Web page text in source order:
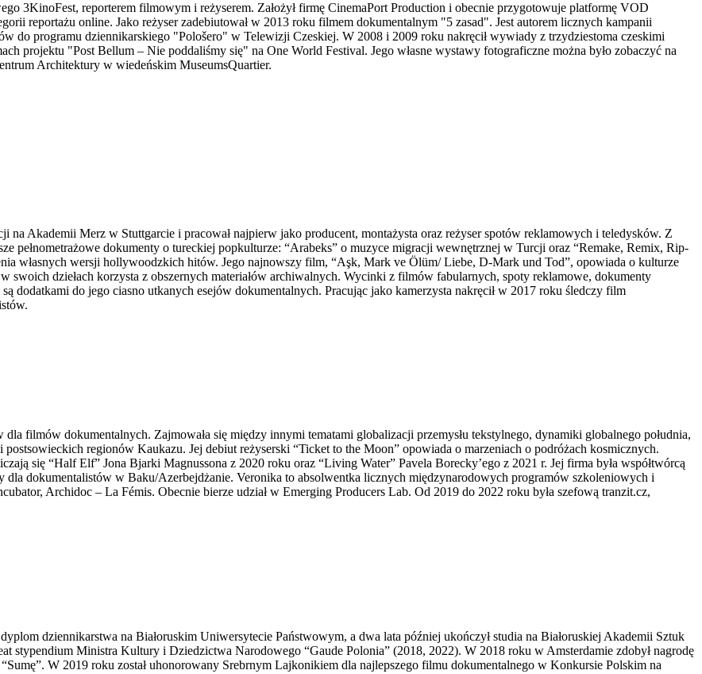
3KinoFest, reporterem filmowym i reżyserem. Założył firmę CinemaPort Production i obecnie przygotowuje platformę VOD
reportażu online. Jako reżyser zadebiutował w 2013 roku filmem dokumentalnym "5 zasad". Jest autorem licznych kampanii
do programu dziennikarskiego "Pološero" w Telewizji Czeskiej. W 2008 i 2009 roku nakręcił wywiady z trzydziestoma czeskimi
projektu "Post Bellum – Nie poddaliśmy się" na One World Festival. Jego własne wystawy fotograficzne można było zobaczyć na
Architektury w wiedeńskim MuseumsQuartier.
Akademii Merz w Stuttgarcie i pracował najpierw jako producent, montażysta oraz reżyser spotów reklamowych i teledysków. Z
pełnometrażowe dokumenty o tureckiej popkulturze: “Arabeks” o muzyce migracji wewnętrznej w Turcji oraz “Remake, Remix, Rip-
własnych wersji hollywoodzkich hitów. Jego najnowszy film, “Aşk, Mark ve Ölüm/ Liebe, D-Mark und Tod”, opowiada o kulturze
dziełach korzysta z obszernych materiałów archiwalnych. Wycinki z filmów fabularnych, spoty reklamowe, dokumenty
dodatkami do jego ciasno utkanych esejów dokumentalnych. Pracując jako kamerzysta nakręcił w 2017 roku śledczy film
filmów dokumentalnych. Zajmowała się między innymi tematami globalizacji przemysłu tekstylnego, dynamiki globalnego południa,
regionów Kaukazu. Jej debiut reżyserski “Ticket to the Moon” opowiada o marzeniach o podróżach kosmicznych.
się “Half Elf” Jona Bjarki Magnussona z 2020 roku oraz “Living Water” Pavela Borecky’ego z 2021 r. Jej firma była współtwórcą
dokumentalistów w Baku/Azerbejdżanie. Veronika to absolwentka licznych międzynarodowych programów szkoleniowych i
Archidoc – La Fémis. Obecnie bierze udział w Emerging Producers Lab. Od 2019 do 2022 roku była szefową tranzit.cz,
dziennikarstwa na Białoruskim Uniwersytecie Państwowym, a dwa lata później ukończył studia na Białoruskiej Akademii Sztuk
stypendium Ministra Kultury i Dziedzictwa Narodowego “Gaude Polonia” (2018, 2022). W 2018 roku w Amsterdamie zdobył nagrodę
W 2019 roku został uhonorowany Srebrnym Lajkonikiem dla najlepszego filmu dokumentalnego w Konkursie Polskim na